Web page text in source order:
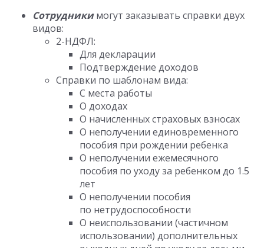
Сотрудникимогут заказывать справки двух
видов:
2-НДФЛ:
Для декларации
Подтверждение доходов
Справки по шаблонам вида:
С места работы
О доходах
О начисленных страховых взносах
О неполучении единовременного
пособия при рождении ребенка
О неполучении ежемесячного
пособия по уходу за ребенком до 1.5
лет
О неполучении пособия
по нетрудоспособности
О неиспользовании (частичном
использовании) дополнительных